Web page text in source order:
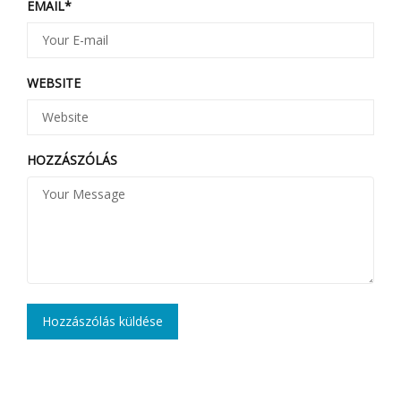
EMAIL*
WEBSITE
HOZZÁSZÓLÁS